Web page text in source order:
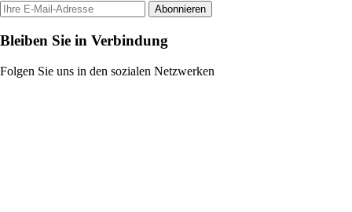
Abonnieren
Bleiben Sie in Verbindung
Folgen Sie uns in den sozialen Netzwerken